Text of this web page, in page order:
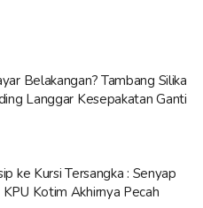
Belakangan? Tambang Silika
Langgar Kesepakatan Ganti
ke Kursi Tersangka : Senyap
KPU Kotim Akhirnya Pecah